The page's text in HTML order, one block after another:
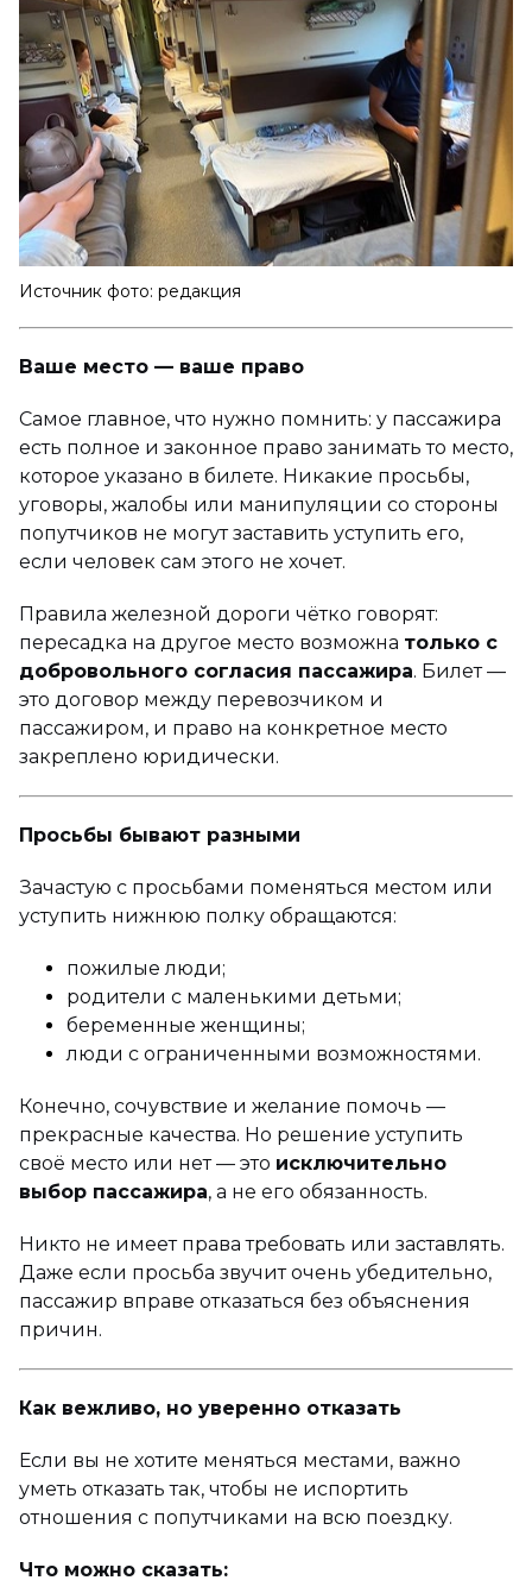
Источник фото: редакция
Ваше место — ваше право
Самое главное, что нужно помнить: у пассажира
есть полное и законное право занимать то место,
которое указано в билете. Никакие просьбы,
уговоры, жалобы или манипуляции со стороны
попутчиков не могут заставить уступить его,
если человек сам этого не хочет.
Правила железной дороги чётко говорят:
пересадка на другое место возможна только с
добровольного согласия пассажира. Билет —
это договор между перевозчиком и
пассажиром, и право на конкретное место
закреплено юридически.
Просьбы бывают разными
Зачастую с просьбами поменяться местом или
уступить нижнюю полку обращаются:
пожилые люди;
родители с маленькими детьми;
беременные женщины;
люди с ограниченными возможностями.
Конечно, сочувствие и желание помочь —
прекрасные качества. Но решение уступить
своё место или нет — это исключительно
выбор пассажира, а не его обязанность.
Никто не имеет права требовать или заставлять.
Даже если просьба звучит очень убедительно,
пассажир вправе отказаться без объяснения
причин.
Как вежливо, но уверенно отказать
Если вы не хотите меняться местами, важно
уметь отказать так, чтобы не испортить
отношения с попутчиками на всю поездку.
Что можно сказать: